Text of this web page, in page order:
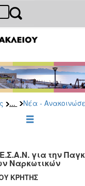
... Νέα -
για την
Ναρκωτικών
ΚΡΗΤΗΣ